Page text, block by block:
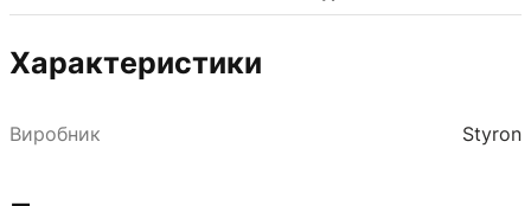
Характеристики
Виробник Styron